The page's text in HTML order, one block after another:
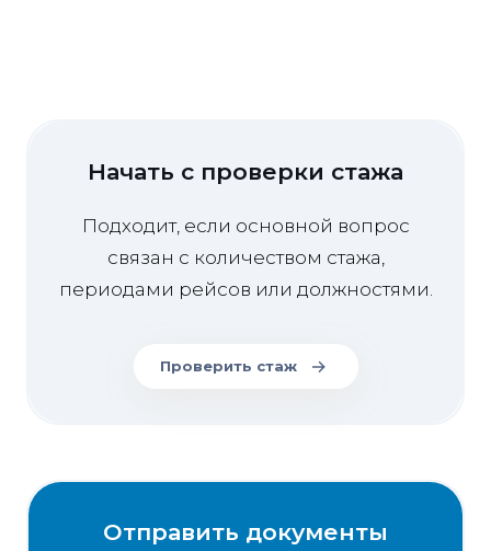
Начать с проверки стажа
Подходит, если основной вопрос
связан с количеством стажа,
периодами рейсов или должностями.
Проверить стаж
Отправить документы